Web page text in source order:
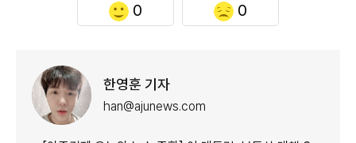
0 0
한영훈 기자
han@ajunews.com